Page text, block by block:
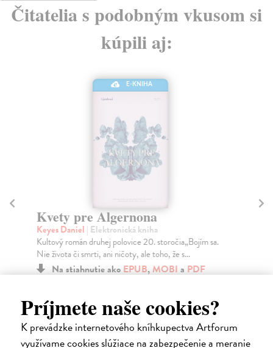
Príjmete naše cookies?
K prevádzke internetového kníhkupectva Artforum
využívame cookies slúžiace na zabezpečenie a meranie
Čitatelia s podobným vkusom si
kúpili aj:
E-KNIHA
Kvety pre Algernona
Keyes Daniel | Elektronická kniha
Kultový román druhej polovice 20. storočia„Bojím sa.
Nie života či smrti, ani ničoty, ale toho, že s...
Na stiahnutie ako EPUB,MOBI a PDF